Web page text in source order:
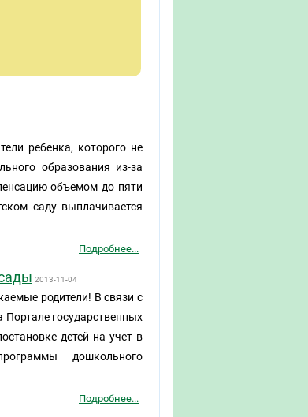
ребенка, которого не
образования из-за
объемом до пяти
саду выплачивается
Подробнее...
2013-11-04
родители! В связи с
Портале государственных
детей на учет в
дошкольного
Подробнее...